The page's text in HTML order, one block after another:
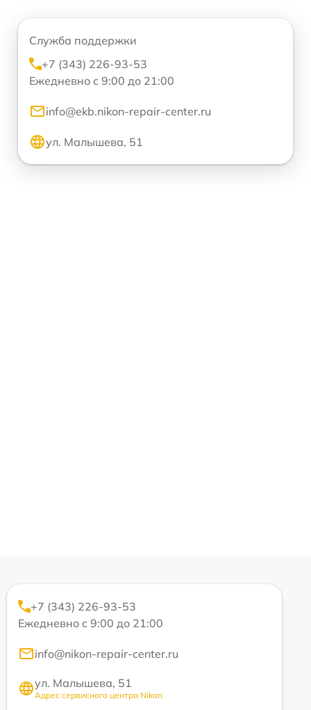
Служба поддержки
+7 (343) 226-93-53
Ежедневно с 9:00 до 21:00
info@ekb.nikon-repair-center.ru
ул. Малышева, 51
+7 (343) 226-93-53
Ежедневно с 9:00 до 21:00
info@nikon-repair-center.ru
ул. Малышева, 51
Адрес сервисного центра Nikon